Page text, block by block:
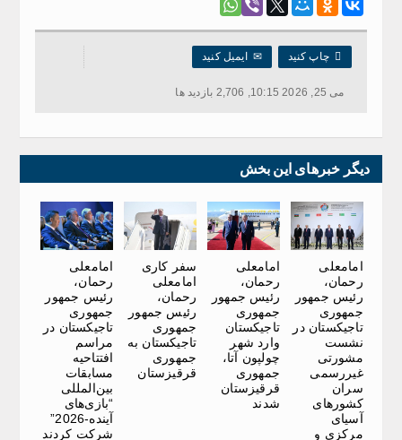
 چاپ کنید ✉ایمیل کنید
می 25, 2026 10:15, 2,706 بازدید ها
دیگر خبرهای این بخش
امامعلی
رحمان،
رئیس جمهور
جمهوری
تاجیکستان در
نشست
مشورتی
غیررسمی
سران
کشورهای
آسیای
مرکزی و
امامعلی
رحمان،
رئیس جمهور
جمهوری
تاجیکستان
وارد شهر
چولپون آتا،
جمهوری
قرقیزستان
شدند
سفر کاری
امامعلی
رحمان،
رئیس جمهور
جمهوری
تاجیکستان به
جمهوری
قرقیزستان
امامعلی
رحمان،
رئیس جمهور
جمهوری
تاجیکستان در
مراسم
افتتاحیه
مسابقات
بین‌المللی
“بازی‌های
آینده-2026”
شرکت کردند